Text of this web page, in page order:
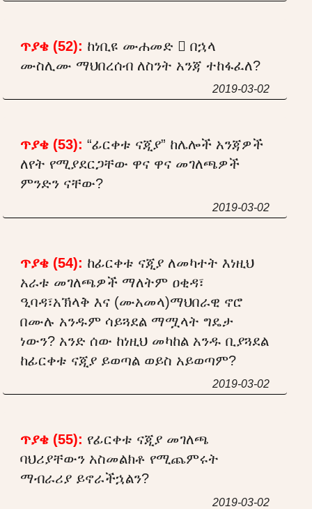
ጥያቄ (52): ከነቢዩ ሙሐመድ  በኋላ
ሙስሊሙ ማህበረሰብ ለስንት አንጃ ተከፋፈለ?
2019-03-02
ጥያቄ (53): “ፊርቀቱ ናጂያ” ከሌሎች አንጃዎች
ለየት የሚያደርጋቸው ዋና ዋና መገለጫዎች
ምንድን ናቸው?
2019-03-02
ጥያቄ (54): ከፊርቀቱ ናጂያ ለመካተት እነዚህ
አራቱ መገለጫዎች ማለትም ዐቂዳ፣
ዒባዳ፣አኽላቅ እና (ሙአመላ)ማህበራዊ ኖሮ
በሙሉ አንዱም ሳይጓደል ማሟላት ግዴታ
ነውን? አንድ ሰው ከነዚህ መካከል አንዱ ቢያጓደል
ከፊርቀቱ ናጂያ ይወጣል ወይስ አይወጣም?
2019-03-02
ጥያቄ (55): የፊርቀቱ ናጂያ መገለጫ
ባህሪያቸውን አስመልክቶ የሚጨምሩት
ማብራሪያ ይኖራችኋልን?
2019-03-02